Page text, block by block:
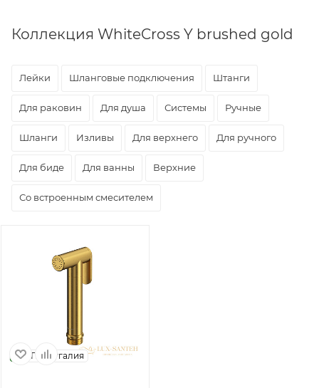
Коллекция WhiteCross Y brushed gold
Лейки Шланговые подключения Штанги
Для раковин Для душа Системы Ручные
Шланги Изливы Для верхнего Для ручного
Для биде Для ванны Верхние
Со встроенным смесителем
Португалия